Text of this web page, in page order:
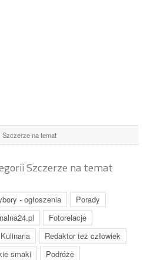
Szczerze na temat
Szczerze na temat
- ogłoszenia
Porady
Fotorelacje
Kulinaria
Redaktor też człowiek
smaki
Podróże